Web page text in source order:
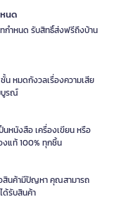
นด
กำหนด รับสิทธิ์ส่งฟรีถึงบ้าน
น หมดกังวลเรื่องความเสีย
บูรณ์
นหนังสือ เครื่องเขียน หรือ
งแท้ 100% ทุกชิ้น
อสินค้ามีปัญหา คุณสามารถ
ด้รับสินค้า